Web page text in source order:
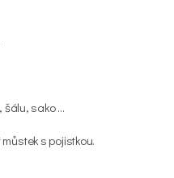
šálu, sako …
s pojistkou.